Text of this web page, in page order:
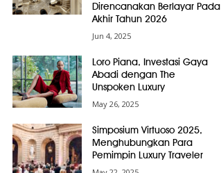
Direncanakan Berlayar Pada
Akhir Tahun 2026
Jun 4, 2025
Loro Piana, Investasi Gaya
Abadi dengan The
Unspoken Luxury
May 26, 2025
Simposium Virtuoso 2025,
Menghubungkan Para
Pemimpin Luxury Traveler